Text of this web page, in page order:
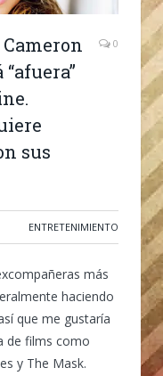
sus
0
ENTRETENIMIENTO
más
haciendo
que me gustaría
de films como
y The Mask.